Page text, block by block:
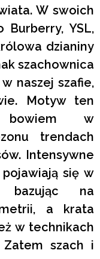
W swoich
YSL,
dzianiny
szachownica
naszej szafie,
Motyw ten
bowiem w
trendach
Intensywne
się w
bazując na
a krata
w technikach
Zatem szach i